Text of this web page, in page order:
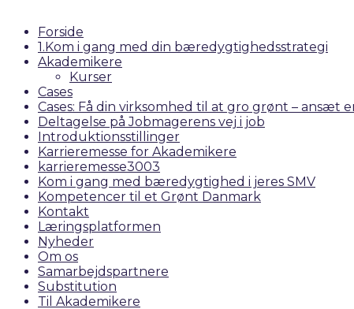
Forside
1.Kom i gang med din bæredygtighedsstrategi
Akademikere
Kurser
Cases
Cases: Få din virksomhed til at gro grønt – ansæt
Deltagelse på Jobmagerens vej i job
Introduktionsstillinger
Karrieremesse for Akademikere
karrieremesse3003
Kom i gang med bæredygtighed i jeres SMV
Kompetencer til et Grønt Danmark
Kontakt
Læringsplatformen
Nyheder
Om os
Samarbejdspartnere
Substitution
Til Akademikere